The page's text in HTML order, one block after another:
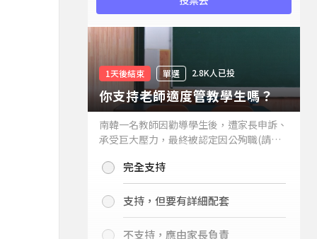
1天後結束 單選 2.8K人已投
你支持老師適度管教學生嗎？
南韓一名教師因勸導學生後，遭家長申訴、
承受巨大壓力，最終被認定因公殉職(請見
你支持老師適度管教學生嗎？
完全支持
支持，但要有詳細配套
不支持，應由家長負責